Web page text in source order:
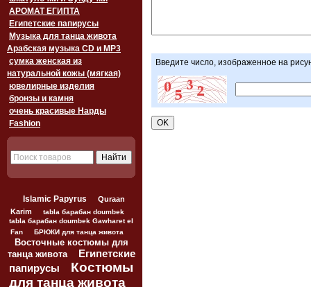
АРОМАТ ЕГИПТА
Египетские папирусы
Музыка для танца живота
Арабская музыка CD и MP3
сумка женская из
натуральной кожы (мягкая)
ювелирные изделия
бронзы и камня
очень красивые Нарды
Fashion
Islamic Papyrus
Quraan
Karim
tabla барабан doumbek
tabla барабан doumbek Gawharet el
Fan
БРЮКИ для танца живота
Восточные костюмы для
танца живота
Египетские
папирусы
Костюмы
для танца живота
Введите число, изображенное на